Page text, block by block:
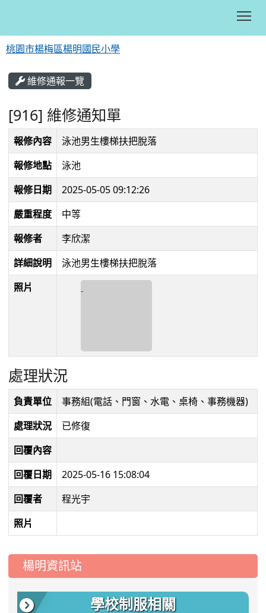
桃園市楊梅區楊明國民小學
維修通報一覽
[916] 維修通知單
報修內容
泳池男生樓梯扶把脫落
報修地點
泳池
報修日期
2025-05-05 09:12:26
嚴重程度
中等
報修者
李欣潔
詳細說明
泳池男生樓梯扶把脫落
照片
處理狀況
負責單位
事務組(電話、門窗、水電、桌椅、事務機器)
處理狀況
已修復
回覆內容
回覆日期
2025-05-16 15:08:04
回覆者
程光宇
照片
::: 楊明資訊站
學校制服相關